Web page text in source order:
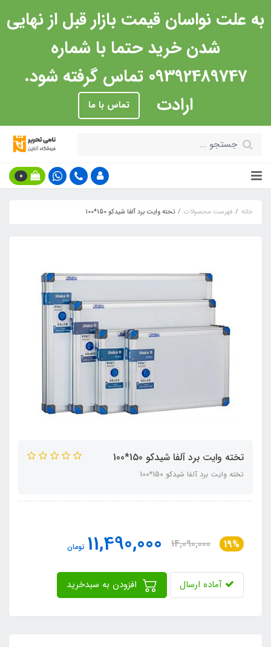
به علت نواسان قیمت بازار قبل از نهایی
شدن خرید حتما با شماره
09392489747 تماس گرفته شود.
ارادت
تماس با ما
0
خانه فهرست محصولات تخته وایت برد آلفا شیدکو 150*100
تخته وایت برد آلفا شیدکو 150*100
تخته وایت برد آلفا شیدکو 150*100
19%
14,090,000
11,490,000 تومان
آماده ارسال